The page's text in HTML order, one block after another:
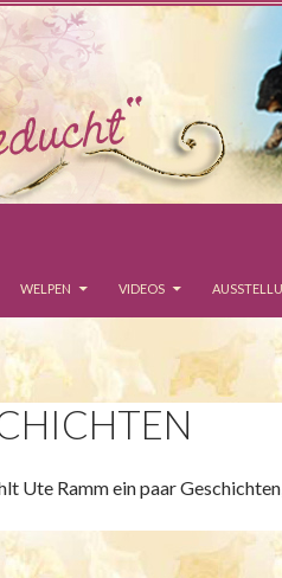
WELPEN VIDEOS
Ute Ramm ein paar